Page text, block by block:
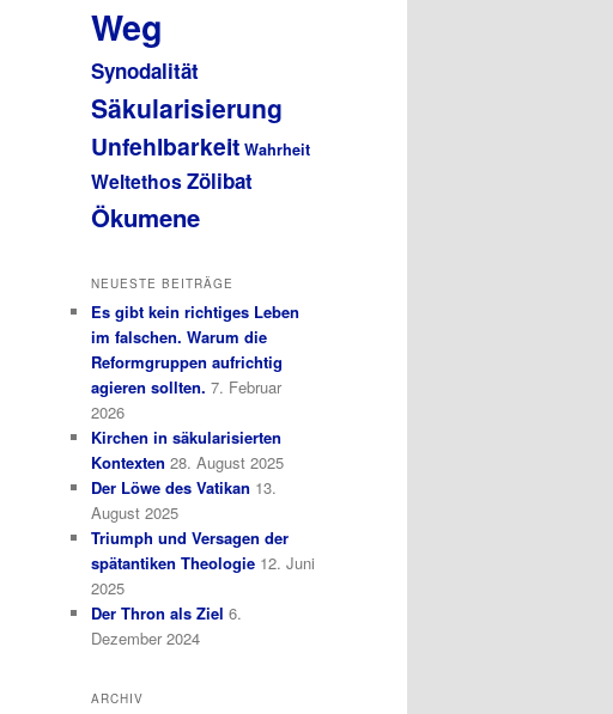
Weg
Synodalität
Säkularisierung
Unfehlbarkeit Wahrheit
WeltethosZölibat
Ökumene
NEUESTE BEITRÄGE
Es gibt kein richtiges Leben
im falschen. Warum die
Reformgruppen aufrichtig
agieren sollten. 7. Februar
2026
Kirchen in säkularisierten
Kontexten 28. August 2025
Der Löwe des Vatikan 13.
August 2025
Triumph und Versagen der
spätantiken Theologie 12. Juni
2025
Der Thron als Ziel 6.
Dezember 2024
ARCHIV